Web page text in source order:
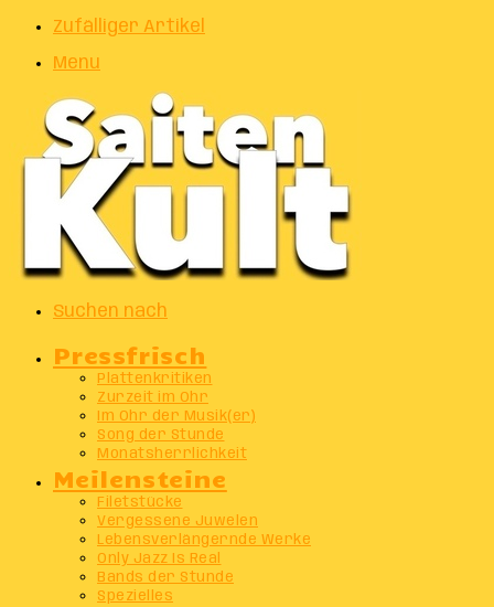
Zufälliger Artikel
Menu
Suchen nach
Pressfrisch
Plattenkritiken
Zurzeit im Ohr
Im Ohr der Musik(er)
Song der Stunde
Monatsherrlichkeit
Meilensteine
Filetstücke
Vergessene Juwelen
Lebensverlängernde Werke
Only Jazz Is Real
Bands der Stunde
Spezielles